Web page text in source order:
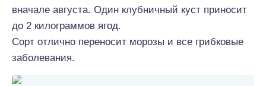
вначале августа. Один клубничный куст приносит
до 2 килограммов ягод.
Сорт отлично переносит морозы и все грибковые
заболевания.